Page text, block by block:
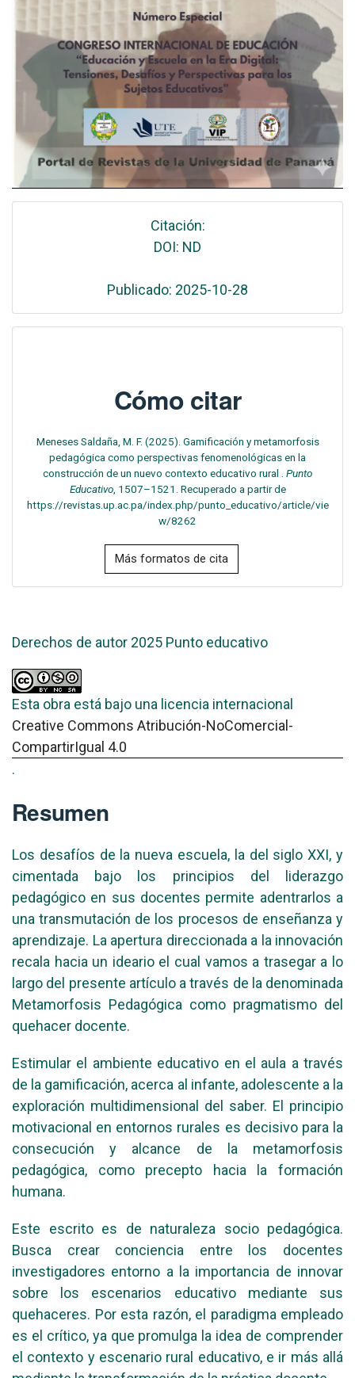
Citación:
DOI: ND
Publicado: 2025-10-28
Cómo citar
Meneses Saldaña, M. F. (2025). Gamificación y metamorfosis
pedagógica como perspectivas fenomenológicas en la
construcción de un nuevo contexto educativo rural . Punto
Educativo, 1507–1521. Recuperado a partir de
https://revistas.up.ac.pa/index.php/punto_educativo/article/vie
w/8262
Más formatos de cita
Derechos de autor 2025 Punto educativo
Esta obra está bajo una licencia internacional
Creative Commons Atribución-NoComercial-
CompartirIgual 4.0
.
Resumen
Los desafíos de la nueva escuela, la del siglo XXI, y
cimentada bajo los principios del liderazgo
pedagógico en sus docentes permite adentrarlos a
una transmutación de los procesos de enseñanza y
aprendizaje. La apertura direccionada a la innovación
recala hacia un ideario el cual vamos a trasegar a lo
largo del presente artículo a través de la denominada
Metamorfosis Pedagógica como pragmatismo del
quehacer docente.
Estimular el ambiente educativo en el aula a través
de la gamificación, acerca al infante, adolescente a la
exploración multidimensional del saber. El principio
motivacional en entornos rurales es decisivo para la
consecución y alcance de la metamorfosis
pedagógica, como precepto hacia la formación
humana.
Este escrito es de naturaleza socio pedagógica.
Busca crear conciencia entre los docentes
investigadores entorno a la importancia de innovar
sobre los escenarios educativo mediante sus
quehaceres. Por esta razón, el paradigma empleado
es el crítico, ya que promulga la idea de comprender
el contexto y escenario rural educativo, e ir más allá